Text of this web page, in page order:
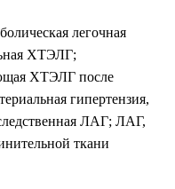
легочная
ХТЭЛГ;
ХТЭЛГ после
гипертензия,
ЛАГ; ЛАГ,
ткани